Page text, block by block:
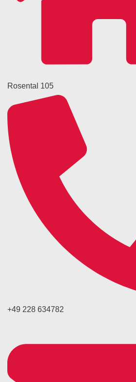
Rosental 105
+49 228 634782